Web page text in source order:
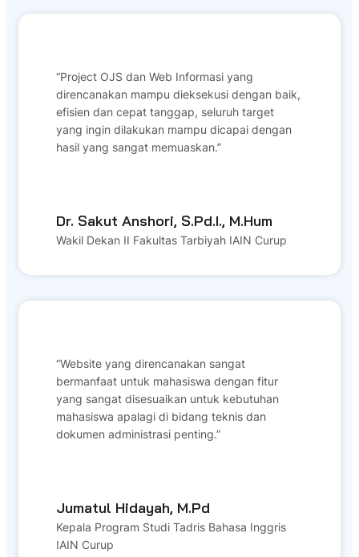
“Project OJS dan Web Informasi yang
direncanakan mampu dieksekusi dengan baik,
efisien dan cepat tanggap, seluruh target
yang ingin dilakukan mampu dicapai dengan
hasil yang sangat memuaskan.”
Dr. Sakut Anshori, S.Pd.I., M.Hum
Wakil Dekan II Fakultas Tarbiyah IAIN Curup
“Website yang direncanakan sangat
bermanfaat untuk mahasiswa dengan fitur
yang sangat disesuaikan untuk kebutuhan
mahasiswa apalagi di bidang teknis dan
dokumen administrasi penting.”
Jumatul Hidayah, M.Pd
Kepala Program Studi Tadris Bahasa Inggris
IAIN Curup